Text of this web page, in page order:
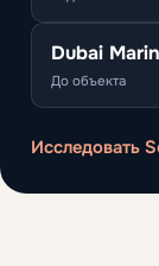
Dubai
До объекта
Исследовать